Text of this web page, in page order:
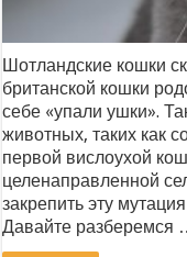
Шотландские кошки
британской кошки
себе «упали ушки».
животных, таких как
первой вислоухой
целенаправленной
закрепить эту
Давайте разберемся